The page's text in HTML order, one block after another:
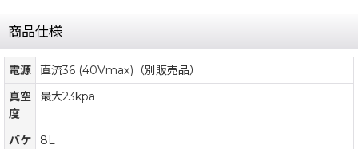
商品仕様
電源
直流36 (40Vmax)（別販売品）
真空
度
最大23kpa
バケ
8L